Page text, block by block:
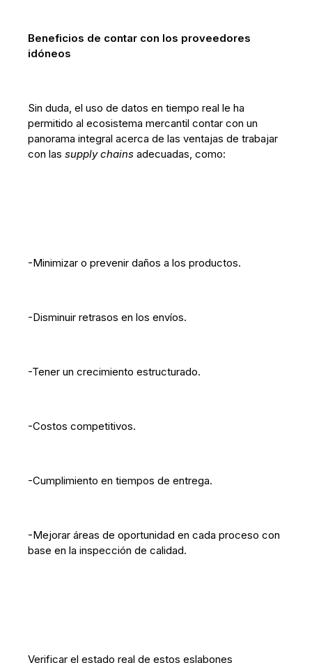
Beneficios de contar con los proveedores
idóneos
Sin duda, el uso de datos en tiempo real le ha
permitido al ecosistema mercantil contar con un
panorama integral acerca de las ventajas de trabajar
con lassupply chains adecuadas, como:
-Minimizar o prevenir daños a los productos.
-Disminuir retrasos en los envíos.
-Tener un crecimiento estructurado.
-Costos competitivos.
-Cumplimiento en tiempos de entrega.
-Mejorar áreas de oportunidad en cada proceso con
base en la inspección de calidad.
Verificar el estado real de estos eslabones